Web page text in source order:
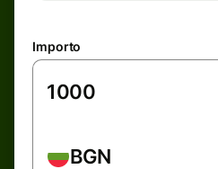
Importo
BGN